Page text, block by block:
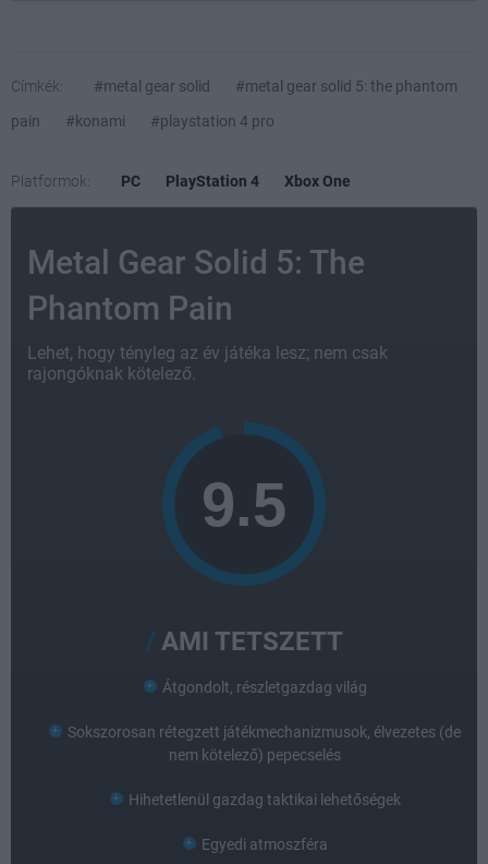
Címkék: #metal gear solid
#metal gear solid 5: the phantom
pain
#konami #playstation 4 pro
Platformok: PC PlayStation 4 Xbox One
Metal Gear Solid 5: The
Phantom Pain
Lehet, hogy tényleg az év játéka lesz; nem csak
rajongóknak kötelező.
AMI TETSZETT
Átgondolt, részletgazdag világ
Sokszorosan rétegzett játékmechanizmusok, élvezetes (de
nem kötelező) pepecselés
Hihetetlenül gazdag taktikai lehetőségek
Egyedi atmoszféra